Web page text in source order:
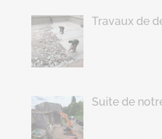
Travaux de
Suite de